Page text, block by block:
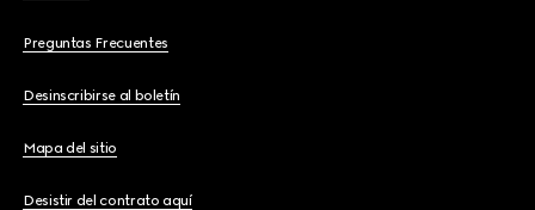
Preguntas Frecuentes
Desinscribirse al boletín
Mapa del sitio
Desistir del contrato aquí